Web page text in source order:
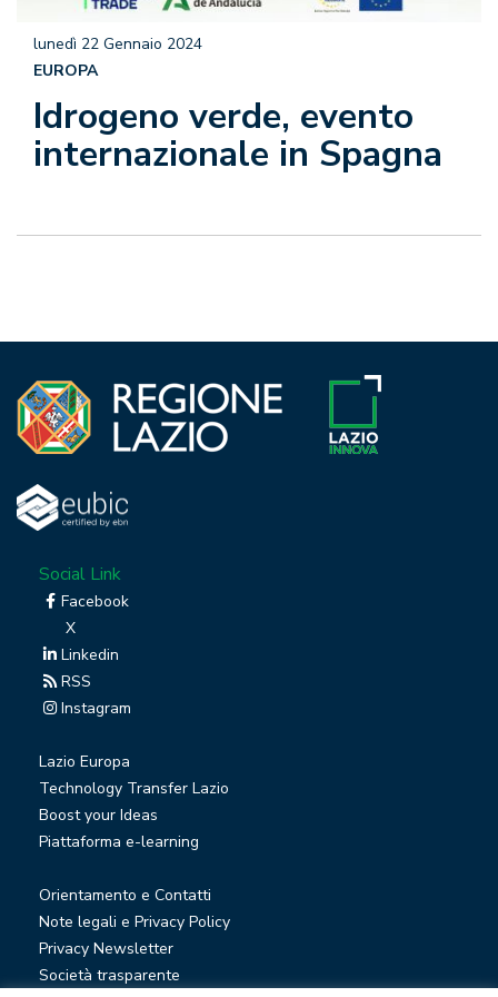
Idrogeno verde, evento
internazionale in Spagna
lunedì 22 Gennaio 2024
EUROPA
Social Link
Facebook
X
Linkedin
RSS
Instagram
Lazio Europa
Technology Transfer Lazio
Boost your Ideas
Piattaforma e-learning
Orientamento e Contatti
Note legali e Privacy Policy
Privacy Newsletter
Società trasparente